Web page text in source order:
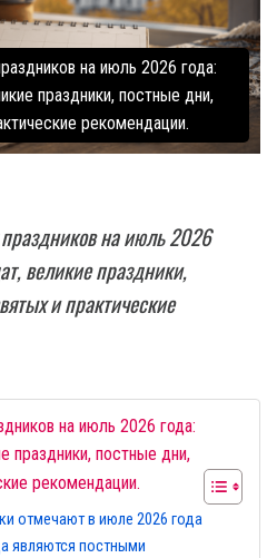
на июль 2026 года:
праздники, постные дни,
рекомендации.
на июль 2026
великие праздники,
и практические
на июль 2026 года:
праздники, постные дни,
рекомендации.
отмечают в июле 2026 года
являются постными